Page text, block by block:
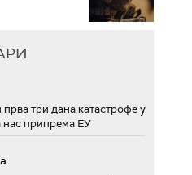
три дана катастрофе у
нас припрема ЕУ